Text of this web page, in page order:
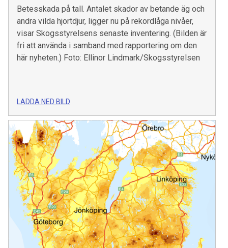
Betesskada på tall. Antalet skador av betande äg och
andra vilda hjortdjur, ligger nu på rekordlåga nivåer,
visar Skogsstyrelsens senaste inventering. (Bilden är
fri att använda i samband med rapportering om den
här nyheten.) Foto: Ellinor Lindmark/Skogsstyrelsen
LADDA NED BILD